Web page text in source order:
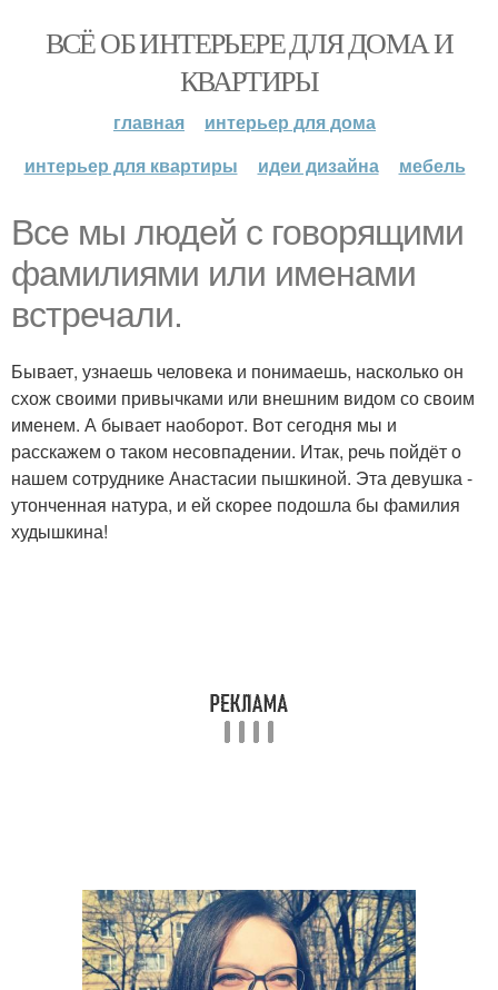
ВСЁ ОБ ИНТЕРЬЕРЕ ДЛЯ ДОМА И
КВАРТИРЫ
главная
интерьер для дома
интерьер для квартиры
идеи дизайна мебель
Все мы людей с говорящими
фамилиями или именами
встречали.
Бывает, узнаешь человека и понимаешь, насколько он
схож своими привычками или внешним видом со своим
именем. А бывает наоборот. Вот сегодня мы и
расскажем о таком несовпадении. Итак, речь пойдёт о
нашем сотруднике Анастасии пышкиной. Эта девушка -
утонченная натура, и ей скорее подошла бы фамилия
худышкина!